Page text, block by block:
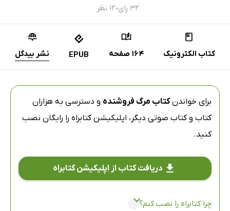
۳۲ رای ● ۱۲ نظر
کتاب الکترونیک 164 صفحه EPUB نشر بیدگل
برای خواندنکتاب مرگ فروشنده و دسترسی به هزاران
کتاب و کتاب صوتی دیگر، اپلیکیشن کتابراه را رایگان نصب
کنید.
دریافت کتاب از اپلیکیشن کتابراه
چرا کتابراه را نصب کنم؟